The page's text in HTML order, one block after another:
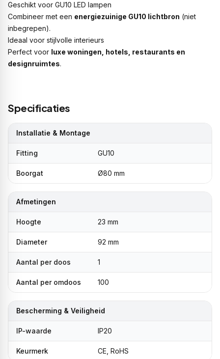
Geschikt voor GU10 LED lampen
Combineer met een energiezuinige GU10 lichtbron (niet
inbegrepen).
Ideaal voor stijlvolle interieurs
Perfect voor luxe woningen, hotels, restaurants en
designruimtes.
Specificaties
Installatie & Montage
Fitting GU10
Boorgat Ø80 mm
Afmetingen
Hoogte 23 mm
Diameter 92 mm
Aantal per doos 1
Aantal per omdoos 100
Bescherming & Veiligheid
IP-waarde IP20
Keurmerk CE, RoHS